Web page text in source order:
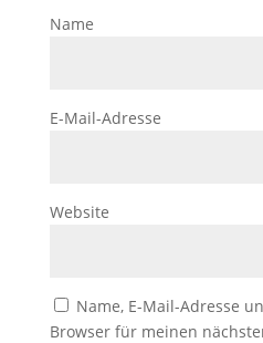
Name
E-Mail-Adresse
Website
Name, E-Mail-Adresse
Browser für meinen